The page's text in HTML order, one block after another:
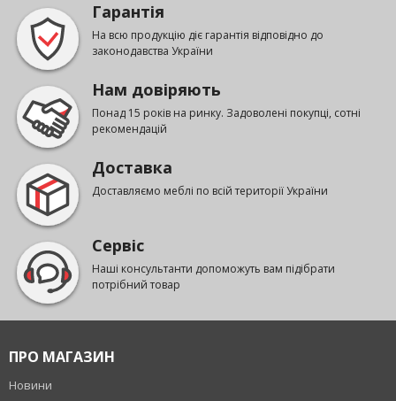
Гарантія
На всю продукцію діє гарантія відповідно до
законодавства України
Нам довіряють
Понад 15 років на ринку. Задоволені покупці, сотні
рекомендацій
Доставка
Доставляємо меблі по всій території України
Сервіс
Наші консультанти допоможуть вам підібрати
потрібний товар
ПРО МАГАЗИН
Новини